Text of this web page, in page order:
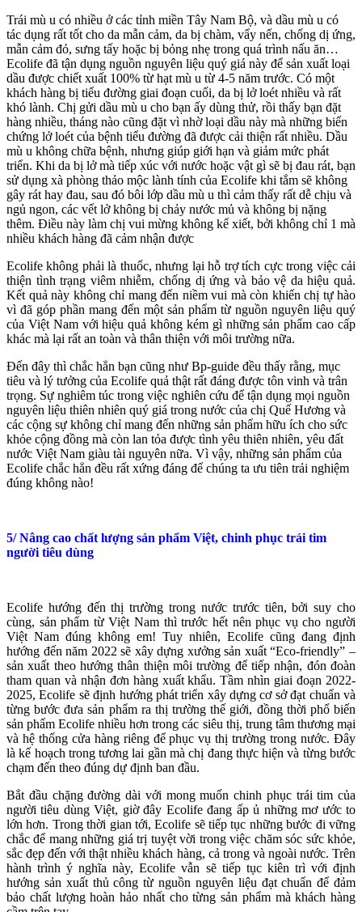
Trái mù u có nhiều ở các tỉnh miền Tây Nam Bộ, và dầu mù u có
tác dụng rất tốt cho da mẫn cảm, da bị chàm, vẩy nến, chống dị ứng,
mẫn cảm đỏ, sưng tấy hoặc bị bỏng nhẹ trong quá trình nấu ăn…
Ecolife đã tận dụng nguồn nguyên liệu quý giá này để sản xuất loại
dầu được chiết xuất 100% từ hạt mù u từ 4-5 năm trước. Có một
khách hàng bị tiểu đường giai đoạn cuối, da bị lở loét nhiều và rất
khó lành. Chị gửi dầu mù u cho bạn ấy dùng thử, rồi thấy bạn đặt
hàng nhiều, tháng nào cũng đặt vì nhờ loại dầu này mà những biến
chứng lở loét của bệnh tiểu đường đã được cải thiện rất nhiều. Dầu
mù u không chữa bệnh, nhưng giúp giới hạn và giảm mức phát
triển. Khi da bị lở mà tiếp xúc với nước hoặc vật gì sẽ bị đau rát, bạn
sử dụng xà phòng thảo mộc lành tính của Ecolife khi tắm sẽ không
gây rát hay đau, sau đó bôi lớp dầu mù u thì cảm thấy rất dễ chịu và
ngủ ngon, các vết lở không bị chảy nước mủ và không bị nặng
thêm. Điều này làm chị vui mừng không kể xiết, bởi không chỉ 1 mà
nhiều khách hàng đã cảm nhận được
Ecolife không phải là thuốc, nhưng lại hỗ trợ tích cực trong việc cải
thiện tình trạng viêm nhiễm, chống dị ứng và bảo vệ da hiệu quả.
Kết quả này không chỉ mang đến niềm vui mà còn khiến chị tự hào
vì đã góp phần mang đến một sản phẩm từ nguồn nguyên liệu quý
của Việt Nam với hiệu quả không kém gì những sản phẩm cao cấp
khác mà lại rất an toàn và thân thiện với môi trường nữa.
Đến đây thì chắc hẳn bạn cũng như Bp-guide đều thấy rằng, mục
tiêu và lý tưởng của Ecolife quả thật rất đáng được tôn vinh và trân
trọng. Sự nghiêm túc trong việc nghiên cứu để tận dụng mọi nguồn
nguyên liệu thiên nhiên quý giá trong nước của chị Quế Hương và
các cộng sự không chỉ mang đến những sản phẩm hữu ích cho sức
khỏe cộng đồng mà còn lan tỏa được tình yêu thiên nhiên, yêu đất
nước Việt Nam giàu tài nguyên nữa. Vì vậy, những sản phẩm của
Ecolife chắc hẳn đều rất xứng đáng để chúng ta ưu tiên trải nghiệm
đúng không nào!
5/ Nâng cao chất lượng sản phẩm Việt, chinh phục trái tim
người tiêu dùng
Ecolife hướng đến thị trường trong nước trước tiên, bởi suy cho
cùng, sản phẩm từ Việt Nam thì trước hết nên phục vụ cho người
Việt Nam đúng không em! Tuy nhiên, Ecolife cũng đang định
hướng đến năm 2022 sẽ xây dựng xưởng sản xuất “Eco-friendly” –
sản xuất theo hướng thân thiện môi trường để tiếp nhận, đón đoàn
tham quan và nhận đơn hàng xuất khẩu. Tầm nhìn giai đoạn 2022-
2025, Ecolife sẽ định hướng phát triển xây dựng cơ sở đạt chuẩn và
từng bước đưa sản phẩm ra thị trường thế giới, đồng thời phổ biến
sản phẩm Ecolife nhiều hơn trong các siêu thị, trung tâm thương mại
và hệ thống cửa hàng riêng để phục vụ thị trường trong nước. Đây
là kế hoạch trong tương lai gần mà chị đang thực hiện và từng bước
chạm đến theo đúng dự định ban đầu.
Bắt đầu chặng đường dài với mong muốn chinh phục trái tim của
người tiêu dùng Việt, giờ đây Ecolife đang ấp ủ những mơ ước to
lớn hơn. Trong thời gian tới, Ecolife sẽ tiếp tục những bước đi vững
chắc để mang những giá trị tuyệt vời trong việc chăm sóc sức khỏe,
sắc đẹp đến với thật nhiều khách hàng, cả trong và ngoài nước. Trên
hành trình ý nghĩa này, Ecolife vẫn sẽ tiếp tục kiên trì với định
hướng sản xuất thủ công từ nguồn nguyên liệu đạt chuẩn để đảm
bảo chất lượng hoàn hảo nhất cho từng sản phẩm mà khách hàng